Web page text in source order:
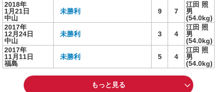
2018年
1月21日
中山
未勝利 9 7
江田 照
男
(54.0kg)
2017年
12月24日
中山
未勝利 3 4
江田 照
男
(54.0kg)
2017年
11月11日
福島
未勝利 5 4
江田 照
男
(54.0kg)
もっと見る